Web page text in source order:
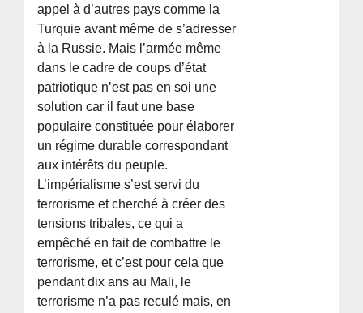
appel à d’autres pays comme la
Turquie avant même de s’adresser
à la Russie. Mais l’armée même
dans le cadre de coups d’état
patriotique n’est pas en soi une
solution car il faut une base
populaire constituée pour élaborer
un régime durable correspondant
aux intérêts du peuple.
L’impérialisme s’est servi du
terrorisme et cherché à créer des
tensions tribales, ce qui a
empêché en fait de combattre le
terrorisme, et c’est pour cela que
pendant dix ans au Mali, le
terrorisme n’a pas reculé mais, en